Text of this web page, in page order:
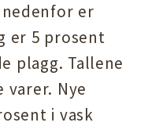
er
er 5 prosent
plagg. Tallene
varer. Nye
i vask